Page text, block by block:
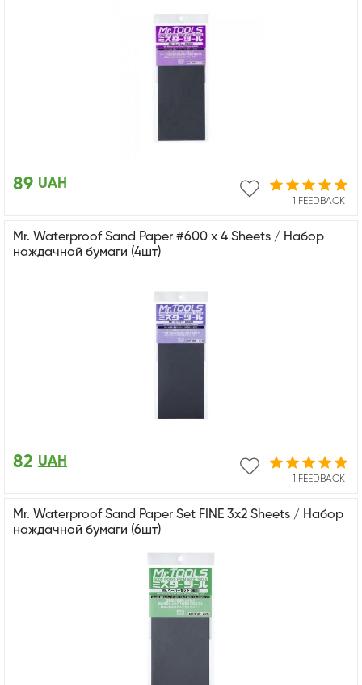
1 FEEDBACK
89 UAH
Mr. Waterproof Sand Paper #600 x 4 Sheets / Набор
наждачной бумаги (4шт)
1 FEEDBACK
82 UAH
Mr. Waterproof Sand Paper Set FINE 3x2 Sheets / Набор
наждачной бумаги (6шт)